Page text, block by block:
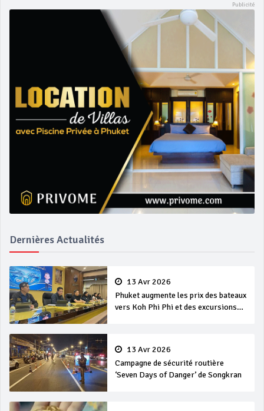
Dernières Actualités
13 Avr 2026
Phuket augmente les prix des bateaux
vers Koh Phi Phi et des excursions
13 Avr 2026
Campagne de sécurité routière
‘Seven Days of Danger’ de Songkran